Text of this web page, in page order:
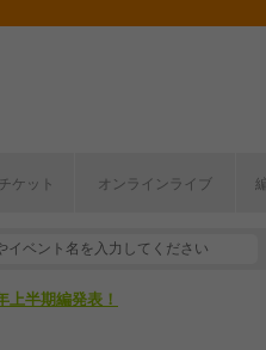
チケット オンラインライブ
ここから！
上半期編発表！